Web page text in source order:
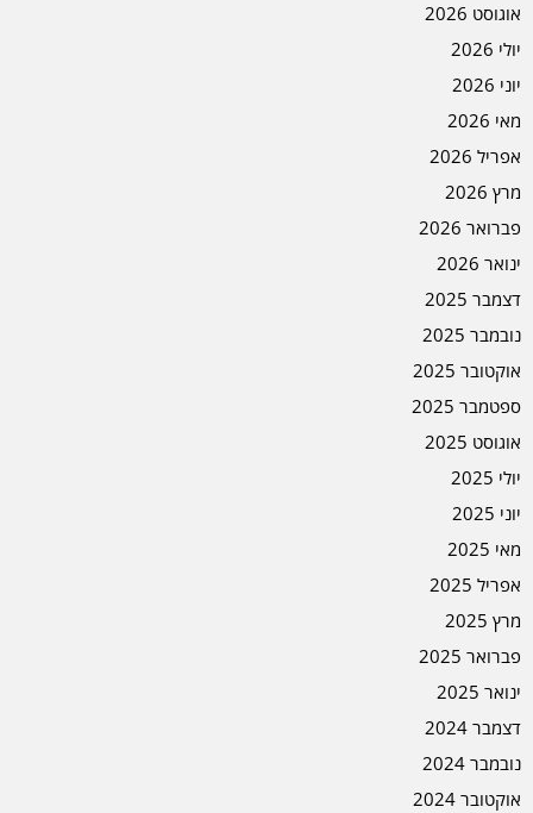
אוגוסט 2026
יולי 2026
יוני 2026
מאי 2026
אפריל 2026
מרץ 2026
פברואר 2026
ינואר 2026
דצמבר 2025
נובמבר 2025
אוקטובר 2025
ספטמבר 2025
אוגוסט 2025
יולי 2025
יוני 2025
מאי 2025
אפריל 2025
מרץ 2025
פברואר 2025
ינואר 2025
דצמבר 2024
נובמבר 2024
אוקטובר 2024